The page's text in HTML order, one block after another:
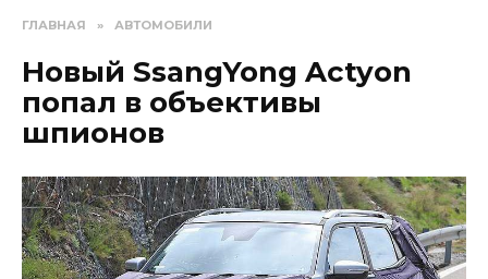
ГЛАВНАЯ » АВТОМОБИЛИ
Новый SsangYong Actyon
попал в объективы
шпионов